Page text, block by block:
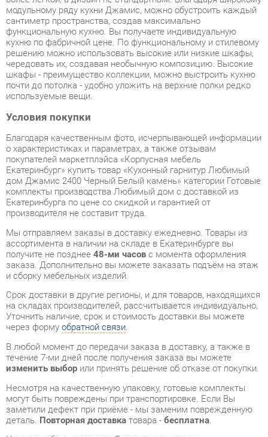
решению можно использовать высокие или низкие шкафы,
чередовать их, создавая необычную композицию. Высокие
шкафы - преимущество коллекции, можно выстроить кухню
почти до потолка - удобно уложить на верхние полки редко
используемые вещи.
Условия покупки
Благодаря качественным фото, исчерпывающей информации
о характеристиках и параметрах, а также отзывам
Екатеринбург» купить товар «Кухонный гарнитур Любимый
комплекты производства Любимый дом с доставкой из
Екатеринбурга по цене со скидкой и гарантией от
производителя не составит труда.
Мы отправляем заказы в доставку ежедневно. Товары из
ассортимента в наличии на складе в Екатеринбурге вы
получите не позднее48-ми часовс момента оформления
заказа. Дополнительно вы можете заказать подъём на этаж
Срок доставки в другие регионы, и для товаров, находящихся
на складах производителей, рассчитывается индивидуально.
Уточнить наличие, срок и стоимость доставки вы можете
через формуобратной связи.
В любой момент до передачи заказа в доставку, а также в
течение 7-ми дней после получения заказа вы можете
изменить выборили принять решение об отказе от покупки.
Несмотря на качественную упаковку, готовые комплекты
заметили дефект при приёме - мы заменим поврежденную
деталь.Повторная доставкатовара -бесплатна.
распространяетсягарантия 1 год, а на некоторые модели – 2
года с момента приобретения.
Кухонный гарнитур Любимый дом Джамис 2400 Черный
- это качественное изделие производства